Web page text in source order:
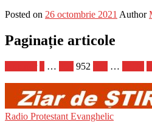
Posted on 26 octombrie 2021 Author
Paginație articole
… 952 …
Radio Protestant Evanghelic